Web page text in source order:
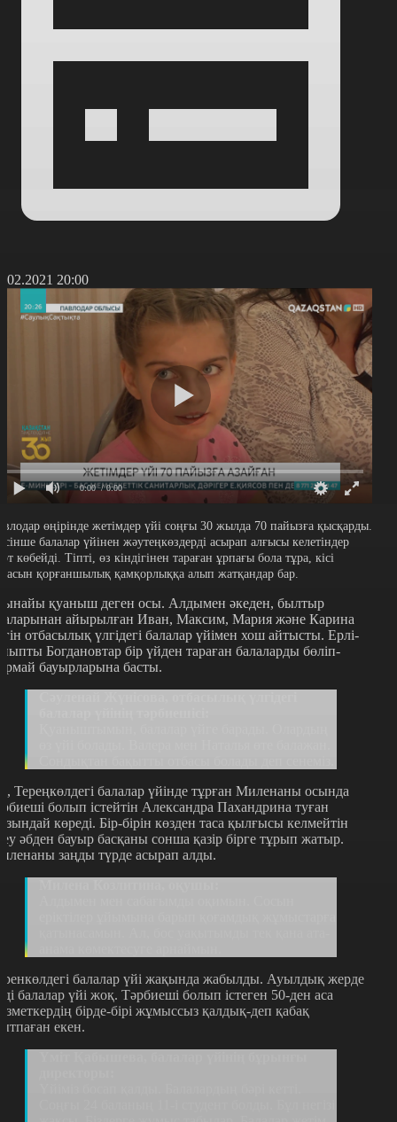
20:00
0:00 / 0:00
өңірінде жетімдер үйі соңғы 30 жылда 70 пайызға қысқарды.
балалар үйінен жәутеңкөздерді асырап алғысы келетіндер
көбейді. Тіпті, өз кіндігінен тараған ұрпағы бола тұра, кісі
қорғаншылық қамқорлыққа алып жатқандар бар.
қуаныш деген осы. Алдымен әкеден, былтыр
айырылған Иван, Максим, Мария және Карина
отбасылық үлгідегі балалар үйімен хош айтысты. Ерлі-
Богдановтар бір үйден тараған балаларды бөліп-
бауырларына басты.
Тереңкөлдегі балалар үйінде тұрған Миленаны осында
болып істейтін Александра Пахандрина туған
көреді. Бір-бірін көзден таса қылғысы келмейтін
әбден бауыр басқаны сонша қазір бірге тұрып жатыр.
заңды түрде асырап алды.
балалар үйі жақында жабылды. Ауылдық жерде
балалар үйі жоқ. Тәрбиеші болып істеген 50-ден аса
бірде-бірі жұмыссыз қалдық-деп қабақ
екен.